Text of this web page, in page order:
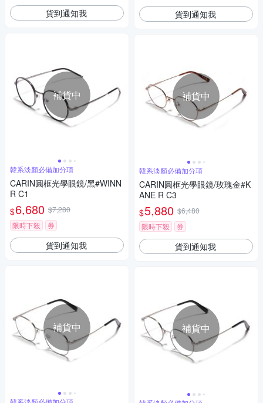
貨到通知我
補貨中
韓系淡顏必備加分項
CARIN圓框光學眼鏡/黑#WINN
R C1
$6,680 $7,280
限時下殺
券
貨到通知我
補貨中
貨到通知我
補貨中
韓系淡顏必備加分項
CARIN圓框光學眼鏡/玫瑰金#K
ANE R C3
$5,880 $6,480
限時下殺
券
貨到通知我
補貨中